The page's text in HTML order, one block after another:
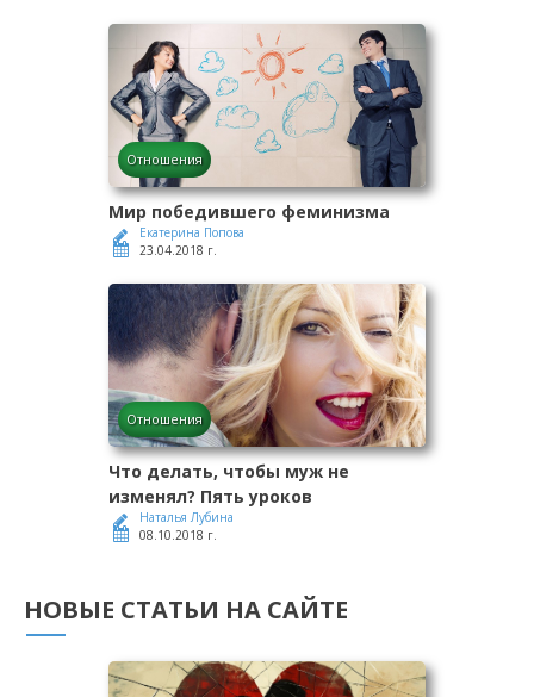
Отношения
Мир победившего феминизма
Екатерина Попова
23.04.2018 г.
Отношения
Что делать, чтобы муж не
изменял? Пять уроков
Наталья Лубина
08.10.2018 г.
НОВЫЕ СТАТЬИ НА САЙТЕ